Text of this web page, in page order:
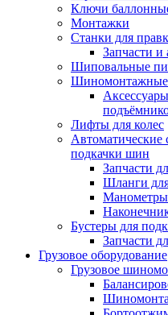
Ключи
Монтажки
Станки для
Запчасти и
Шиповальные
Шиномонтажные
Лифты для колес
Автоматические
подкачки шин
Запчасти
Шланги
Манометры
Бустеры для
Запчасти
Грузовое оборудование
Грузовое